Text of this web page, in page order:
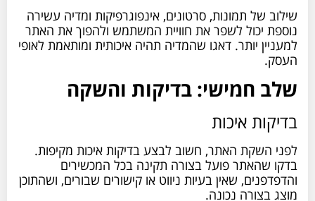
שילוב של תמונות, סרטונים, אינפוגרפיקות ומדיה עשירה
נוספת יכול לשפר את חוויית המשתמש ולהפוך את האתר
למעניין יותר. דאגו שהמדיה תהיה איכותית ומותאמת לאופי
העסק.
שלב חמישי: בדיקות והשקה
בדיקות איכות
לפני השקת האתר, חשוב לבצע בדיקות איכות מקיפות.
בדקו שהאתר פועל בצורה תקינה בכל המכשירים
והדפדפנים, שאין בעיות ניווט או קישורים שבורים, ושהתוכן
מוצג בצורה נכונה.